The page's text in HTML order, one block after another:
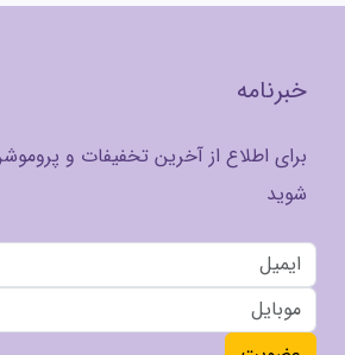
خبرنامه
برای اطلاع از آخرین تخفیفات و
شوید